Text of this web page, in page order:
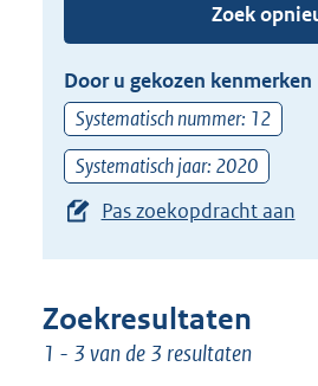
(dossier)nummer
in
of
de
pijl
beneden
toets
om
toegang
te
tot
de
Zoek
Door u gekozen kenmerken
Systematisch nummer: 12
Systematisch jaar: 2020
Pas zoekopdracht aan
Zoekresultaten
1 - 3 van de 3 resultaten